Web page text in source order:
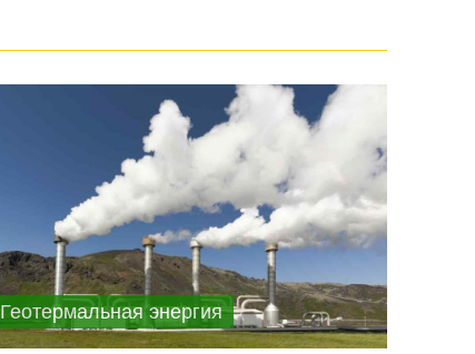
Геотермальная энергия